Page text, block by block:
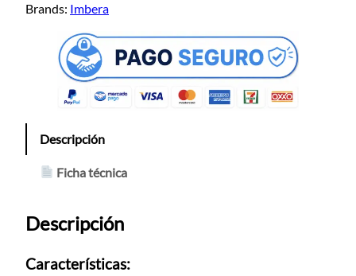
Brands: Imbera
Descripción
Ficha técnica
Descripción
Características: